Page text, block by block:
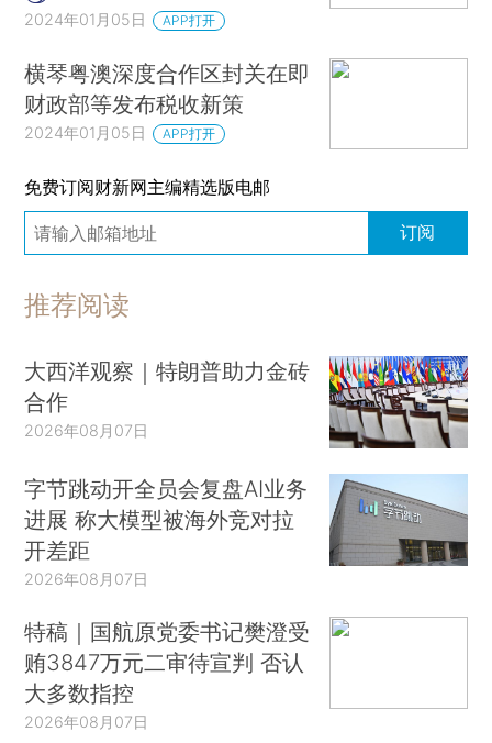
2024年01月05日 APP打开
横琴粤澳深度合作区封关在即
财政部等发布税收新策
2024年01月05日 APP打开
免费订阅财新网主编精选版电邮
订阅
推荐阅读
大西洋观察｜特朗普助力金砖
合作
2026年08月07日
字节跳动开全员会复盘AI业务
进展 称大模型被海外竞对拉
开差距
2026年08月07日
特稿｜国航原党委书记樊澄受
贿3847万元二审待宣判 否认
大多数指控
2026年08月07日